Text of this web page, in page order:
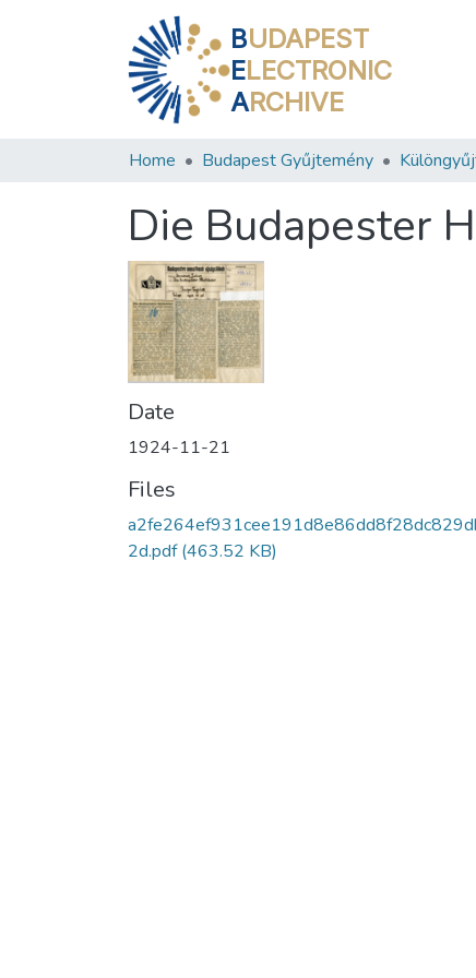
BUDAPEST
ELECTRONIC
ARCHIVE
Home Budapest Gyűjtemény
Die Budapester
Date
1924-11-21
Files
2d.pdf(463.52 KB)